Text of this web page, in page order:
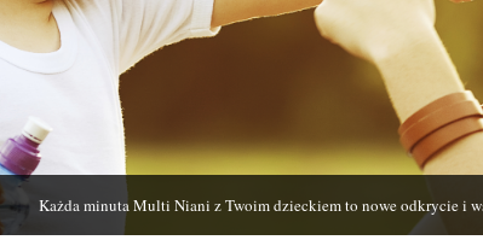
Każda minuta Multi Niani z Twoim dzieckiem to nowe odkrycie i